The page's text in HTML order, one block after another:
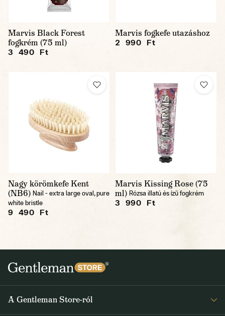
Marvis Black Forest
fogkrém (75 ml)
3 490 Ft
Marvis fogkefe utazáshoz
2 990 Ft
Nagy körömkefe Kent
(NB6) Nail - extra large oval, pure
white bristle
9 490 Ft
Marvis Kissing Rose (75
ml) Rózsa illatú és ízű fogkrém
3 990 Ft
A Gentleman Store-ról